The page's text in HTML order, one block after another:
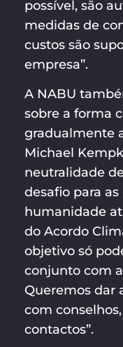
possível, são
medidas de
custos são
empresa”.
A NABU
sobre a forma
gradualmente
Michael
neutralidade
desafio para
humanidade
do Acordo
objetivo só
conjunto com
Queremos dar
com
contactos”.